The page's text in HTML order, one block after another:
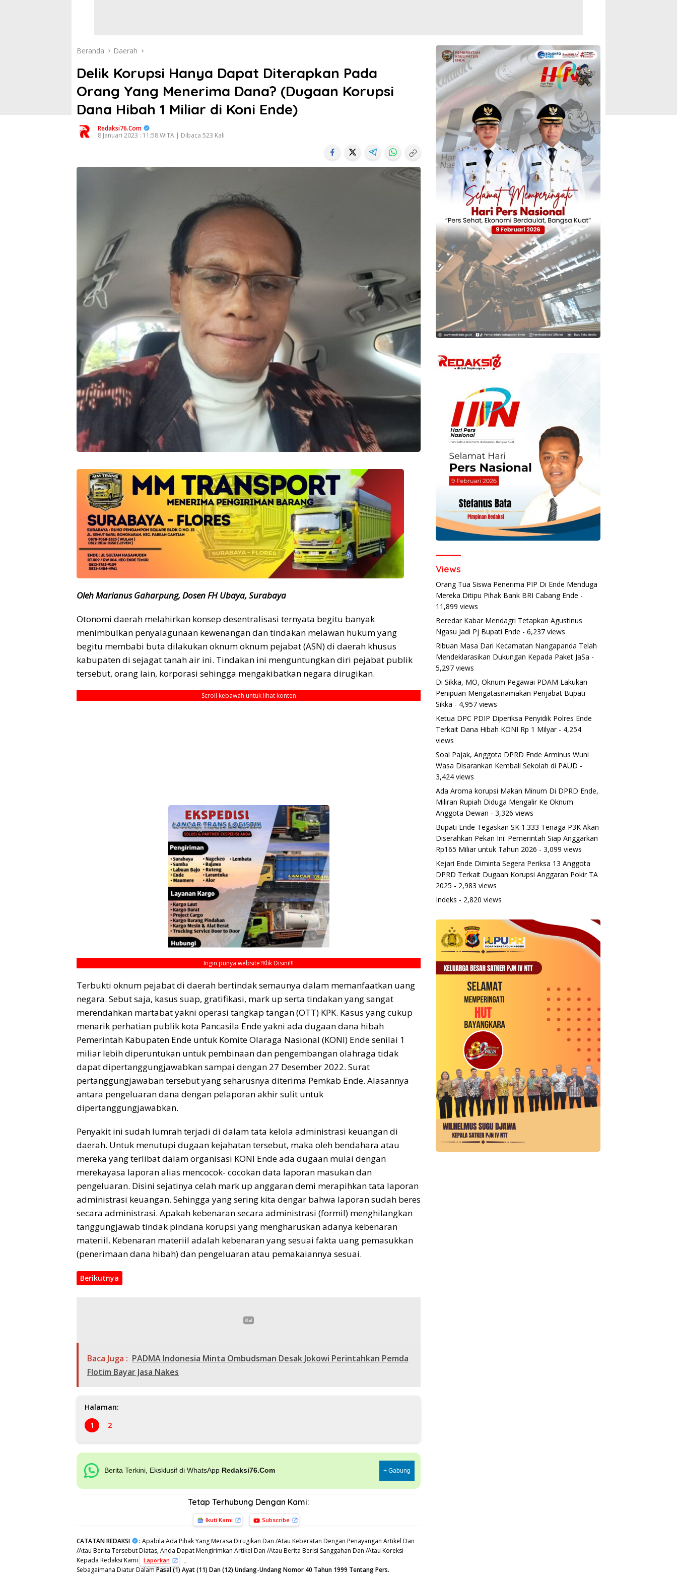
Beranda Daerah
Delik Korupsi Hanya Dapat Diterapkan Pada
Orang Yang Menerima Dana? (Dugaan Korupsi
Dana Hibah 1 Miliar di Koni Ende)
Redaksi76.com
8 Januari 2023 : 11:58 WITA | Dibaca 523 Kali
Oleh Marianus Gaharpung, Dosen FH Ubaya, Surabaya
Otonomi daerah melahirkan konsep desentralisasi ternyata begitu banyak
menimbulkan penyalagunaan kewenangan dan tindakan melawan hukum yang
begitu membabi buta dilakukan oknum oknum pejabat (ASN) di daerah khusus
kabupaten di sejagat tanah air ini. Tindakan ini menguntungkan diri pejabat publik
tersebut, orang lain, korporasi sehingga mengakibatkan negara dirugikan.
Scroll kebawah untuk lihat konten
Ingin punya website?Klik Disini!!!
Terbukti oknum pejabat di daerah bertindak semaunya dalam memanfaatkan uang
negara. Sebut saja, kasus suap, gratifikasi, mark up serta tindakan yang sangat
merendahkan martabat yakni operasi tangkap tangan (OTT) KPK. Kasus yang cukup
menarik perhatian publik kota Pancasila Ende yakni ada dugaan dana hibah
Pemerintah Kabupaten Ende untuk Komite Olaraga Nasional (KONI) Ende senilai 1
miliar lebih diperuntukan untuk pembinaan dan pengembangan olahraga tidak
dapat dipertanggungjawabkan sampai dengan 27 Desember 2022. Surat
pertanggungjawaban tersebut yang seharusnya diterima Pemkab Ende. Alasannya
antara pengeluaran dana dengan pelaporan akhir sulit untuk
dipertanggungjawabkan.
Penyakit ini sudah lumrah terjadi di dalam tata kelola administrasi keuangan di
daerah. Untuk menutupi dugaan kejahatan tersebut, maka oleh bendahara atau
mereka yang terlibat dalam organisasi KONI Ende ada dugaan mulai dengan
merekayasa laporan alias mencocok- cocokan data laporan masukan dan
pengeluaran. Disini sejatinya celah mark up anggaran demi merapihkan tata laporan
administrasi keuangan. Sehingga yang sering kita dengar bahwa laporan sudah beres
secara administrasi. Apakah kebenaran secara administrasi (formil) menghilangkan
tanggungjawab tindak pindana korupsi yang mengharuskan adanya kebenaran
materiil. Kebenaran materiil adalah kebenaran yang sesuai fakta uang pemasukkan
(penerimaan dana hibah) dan pengeluaran atau pemakaiannya sesuai.
Berikutnya
Baca Juga : PADMA Indonesia Minta Ombudsman Desak Jokowi Perintahkan Pemda
Flotim Bayar Jasa Nakes
Halaman:
1
2
Berita Terkini, Eksklusif di WhatsApp Redaksi76.Com + Gabung
Tetap Terhubung Dengan Kami:
Ikuti Kami Subscribe
CATATAN REDAKSI : Apabila Ada Pihak Yang Merasa Dirugikan Dan /Atau Keberatan Dengan Penayangan Artikel Dan
/Atau Berita Tersebut Diatas, Anda Dapat Mengirimkan Artikel Dan /Atau Berita Berisi Sanggahan Dan /Atau Koreksi
Kepada Redaksi Kami
Laporkan
,
Sebagaimana Diatur DalamPasal (1) Ayat (11) Dan (12) Undang-Undang Nomor 40 Tahun 1999 Tentang Pers.
Views
Orang Tua Siswa Penerima PIP Di Ende Menduga
Mereka Ditipu Pihak Bank BRI Cabang Ende -
11,899 views
Beredar Kabar Mendagri Tetapkan Agustinus
Ngasu Jadi Pj Bupati Ende - 6,237 views
Ribuan Masa Dari Kecamatan Nangapanda Telah
Mendeklarasikan Dukungan Kepada Paket JaSa -
5,297 views
Di Sikka, MO, Oknum Pegawai PDAM Lakukan
Penipuan Mengatasnamakan Penjabat Bupati
Sikka - 4,957 views
Ketua DPC PDIP Diperiksa Penyidik Polres Ende
Terkait Dana Hibah KONI Rp 1 Milyar- 4,254
views
Soal Pajak, Anggota DPRD Ende Arminus Wuni
Wasa Disarankan Kembali Sekolah di PAUD -
3,424 views
Ada Aroma korupsi Makan Minum Di DPRD Ende,
Miliran Rupiah Diduga Mengalir Ke Oknum
Anggota Dewan - 3,326 views
Bupati Ende Tegaskan SK 1.333 Tenaga P3K Akan
Diserahkan Pekan Ini: Pemerintah Siap Anggarkan
Rp165 Miliar untuk Tahun 2026 - 3,099 views
Kejari Ende Diminta Segera Periksa 13 Anggota
DPRD Terkait Dugaan Korupsi Anggaran Pokir TA
2025 - 2,983 views
Indeks - 2,820 views